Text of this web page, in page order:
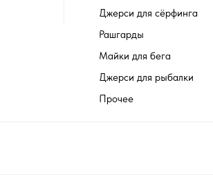
Джерси для сёрфинга
Рашгарды
Майки для бега
Джерси для рыбалки
Прочее